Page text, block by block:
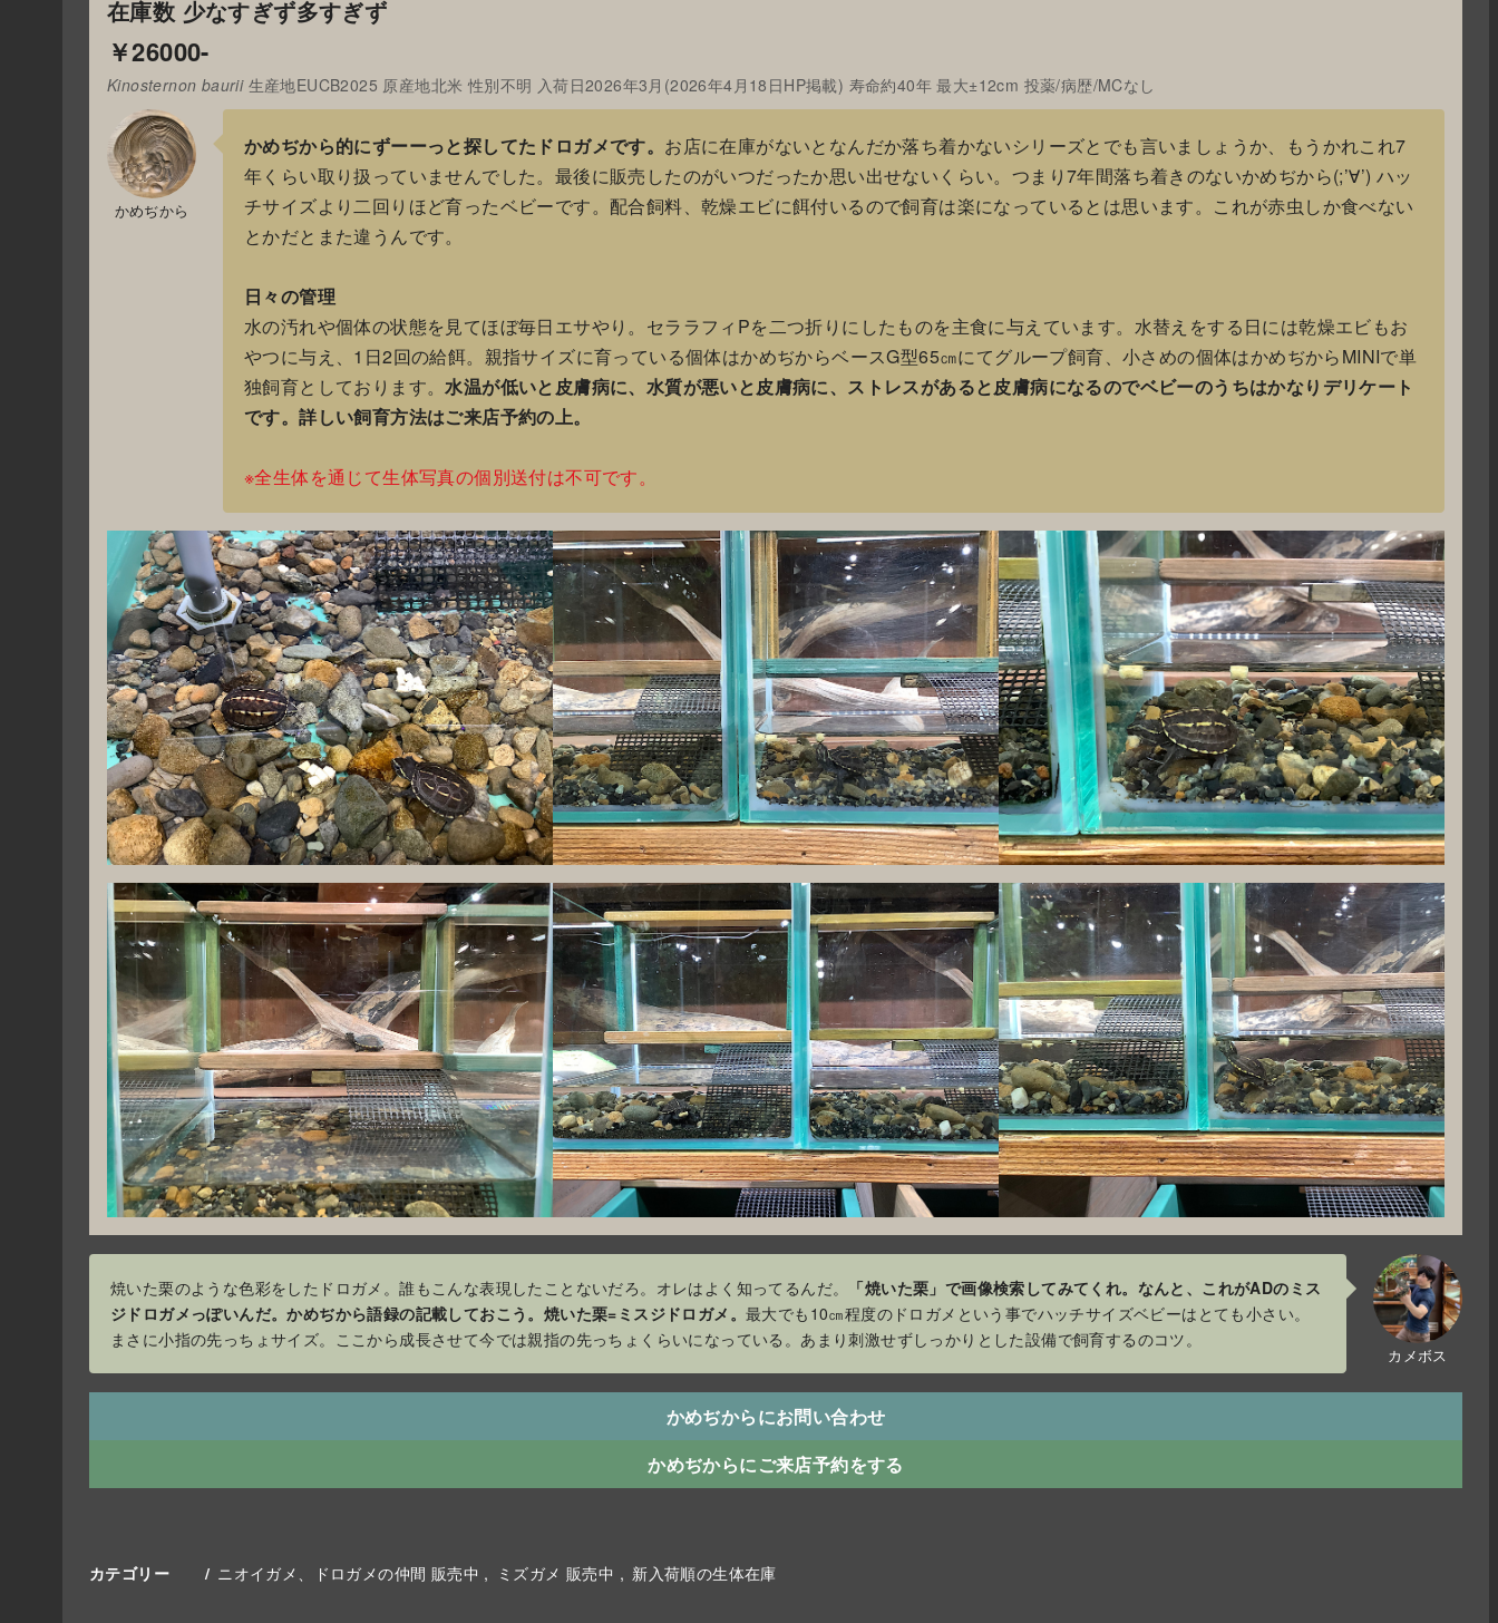
在庫数 少なすぎず多すぎず
￥26000-
Kinosternon baurii生産地EUCB2025 原産地北米 性別不明 入荷日2026年3月(2026年4月18日HP掲載) 寿命約40年 最大±12cm 投薬/病歴/MCなし
かめぢから
かめぢから的にずーーっと探してたドロガメです。 お店に在庫がないとなんだか落ち着かないシリーズとでも言いましょうか、もうかれこれ7
年くらい取り扱っていませんでした。最後に販売したのがいつだったか思い出せないくらい。つまり7年間落ち着きのないかめぢから(;’∀’) ハッ
チサイズより二回りほど育ったベビーです。配合飼料、乾燥エビに餌付いるので飼育は楽になっているとは思います。これが赤虫しか食べない
とかだとまた違うんです。
日々の管理
水の汚れや個体の状態を見てほぼ毎日エサやり。セララフィPを二つ折りにしたものを主食に与えています。水替えをする日には乾燥エビもお
やつに与え、1日2回の給餌。 親指サイズに育っている個体はかめぢからベースG型65㎝にてグループ飼育、小さめの個体はかめぢからMINIで単
独飼育としております。水温が低いと皮膚病に、水質が悪いと皮膚病に、ストレスがあると皮膚病になるのでベビーのうちはかなりデリケート
です。詳しい飼育方法はご来店予約の上。
※全生体を通じて生体写真の個別送付は不可です。
カメボス
焼いた栗のような色彩をしたドロガメ。誰もこんな表現したことないだろ。オレはよく知ってるんだ。
「焼いた栗」で画像検索してみてくれ。なんと、これがADのミス
ジドロガメっぽいんだ。かめぢから語録の記載しておこう。焼いた栗=ミスジドロガメ。 最大でも10㎝程度のドロガメという事でハッチサイズベビーはとても小さい。
まさに小指の先っちょサイズ。ここから成長させて今では親指の先っちょくらいになっている。あまり刺激せずしっかりとした設備で飼育するのコツ。
かめぢからにお問い合わせ
かめぢからにご来店予約をする
カテゴリー ニオイガメ、ドロガメの仲間 販売中 ミズガメ 販売中 新入荷順の生体在庫